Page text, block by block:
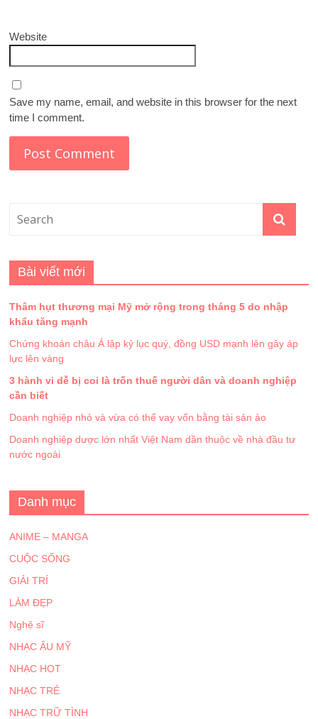
Website
Save my name, email, and website in this browser for the next
time I comment.
Bài viết mới
Thâm hụt thương mại Mỹ mở rộng trong tháng 5 do nhập
khẩu tăng mạnh
Chứng khoán châu Á lập kỷ lục quý, đồng USD mạnh lên gây áp
lực lên vàng
3 hành vi dễ bị coi là trốn thuế người dân và doanh nghiệp
cần biết
Doanh nghiệp nhỏ và vừa có thể vay vốn bằng tài sản ảo
Doanh nghiệp dược lớn nhất Việt Nam dần thuộc về nhà đầu tư
nước ngoài
Danh mục
ANIME – MANGA
CUỘC SỐNG
GIẢI TRÍ
LÀM ĐẸP
Nghệ sĩ
NHẠC ÂU MỸ
NHẠC HOT
NHẠC TRẺ
NHẠC TRỮ TÌNH